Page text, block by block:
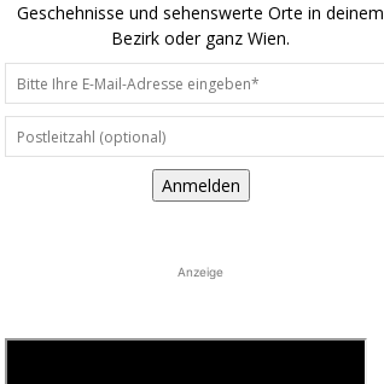
Geschehnisse und sehenswerte Orte in deinem
Bezirk oder ganz Wien.
Anmelden
Anzeige